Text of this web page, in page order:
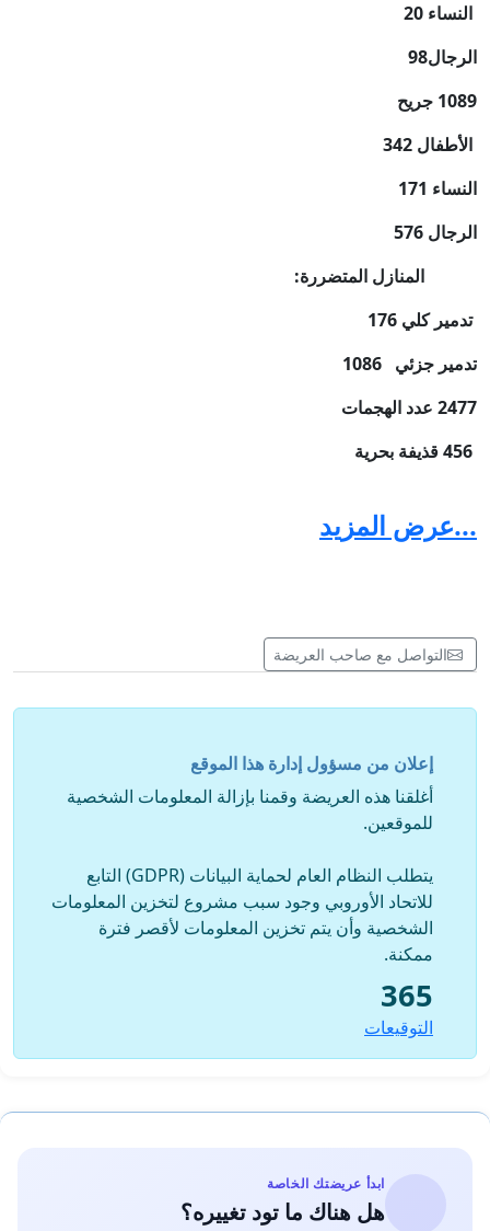
النساء 20
الرجال98
1089 جريح
الأطفال 342
النساء 171
الرجال 576
المنازل المتضررة:
تدمير كلي 176
تدمير جزئي 1086
2477 عدد الهجمات
قذيفة بحرية
417
قذيفةمدفعية
و مازال المجتمع الدولي كله يتفرج .. و مازالت الولايات المتحدة
الوحشية يجب أن يردع فورا إن كان في هذا العالم ذرة من الأخلاق
و يجب يحاكم على إرتكابه أبشع الجرائم التي عرفتها البشرية.
بـأصواتنا الرافضة ونوصلها للعالم كله
أوقفوا العدوان على غزة ,,
...عرض المزيد
التواصل مع صاحب العريضة
إعلان من مسؤول إدارة هذا الموقع
أغلقنا هذه العريضة وقمنا بإزالة المعلومات الشخصية
للموقعين.
يتطلب النظام العام لحماية البيانات (GDPR) التابع
للاتحاد الأوروبي وجود سبب مشروع لتخزين المعلومات
الشخصية وأن يتم تخزين المعلومات لأقصر فترة
ممكنة.
365
التوقيعات
ابدأ عريضتك الخاصة
هل هناك ما تود تغييره؟